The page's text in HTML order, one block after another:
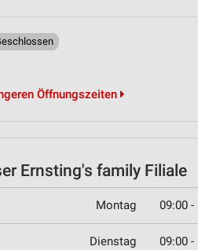
Öffnungszeiten
Ernsting's family Filiale
Montag 09:00 -
Dienstag 09:00 -